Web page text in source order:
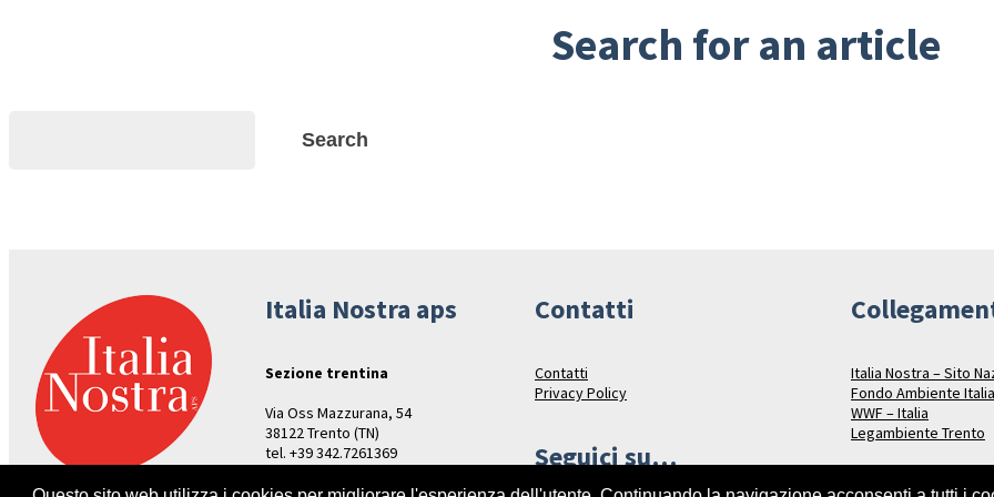
Search for an article
Search
Italia Nostra aps
Sezione trentina
Via Oss Mazzurana, 54
38122 Trento (TN)
tel. +39 342.7261369
Contatti
Contatti
Privacy Policy
Seguici su…
Italia Nostra – Sito
Fondo Ambiente
WWF – Italia
Legambiente Trento